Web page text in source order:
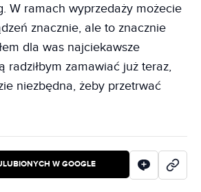
W ramach wyprzedaży możecie
znacznie, ale to znacznie
dla was najciekawsze
radziłbym zamawiać już teraz,
niezbędna, żeby przetrwać
W GOOGLE